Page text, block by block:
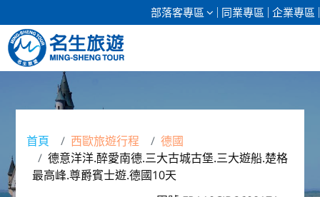
部落客專區 同業專區 企業專區
清倉促銷
郵輪假期
首頁 西歐旅遊行程
德國
德意洋洋.醉愛南德.三大古城古堡.三大遊船.楚格
最高峰.尊爵賓士遊.德國10天